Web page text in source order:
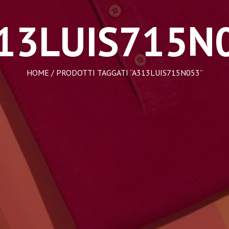
HOME / PRODOTTI TAGGATI “A313LUIS715N053”